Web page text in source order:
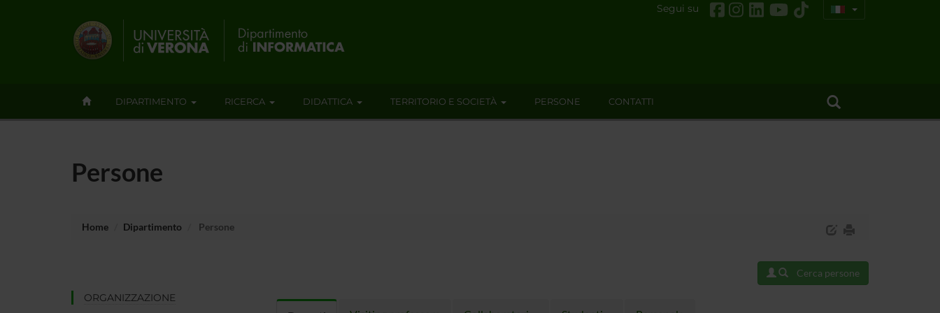
Segui su
DIPARTIMENTO RICERCA DIDATTICA TERRITORIO E SOCIETÀ PERSONE CONTATTI
Persone
Home Dipartimento Persone
ORGANIZZAZIONE
Cerca persone